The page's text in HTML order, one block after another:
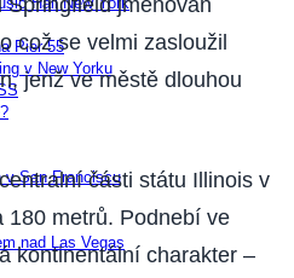
Pier 55
v New Yorku
v San Franciscu
nad Las Vegas
jmenován
což se velmi zasloužil
jenž ve městě dlouhou
části státu Illinois v
180 metrů. Podnebí ve
kontinentální charakter –